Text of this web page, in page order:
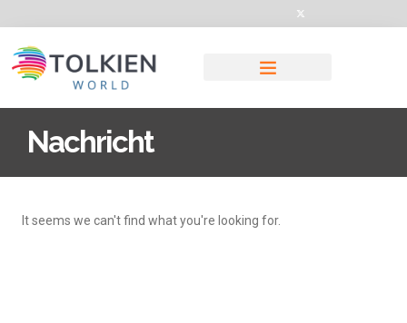
Nachricht
It seems we can't find what you're looking for.